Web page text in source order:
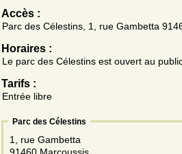
Accès :
Parc des Célestins, 1, rue Gambetta
Horaires :
Le parc des Célestins est ouvert au
Tarifs :
Entrée libre
Parc des Célestins
1, rue Gambetta
91460 Marcoussis